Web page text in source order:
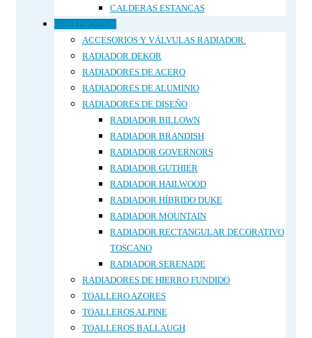
CALDERAS ESTANCAS
CALEFACCIÓN
ACCESORIOS Y VÁLVULAS RADIADOR.
RADIADOR DEKOR
RADIADORES DE ACERO
RADIADORES DE ALUMINIO
RADIADORES DE DISEÑO
RADIADOR BILLOWN
RADIADOR BRANDISH
RADIADOR GOVERNORS
RADIADOR GUTHIER
RADIADOR HAILWOOD
RADIADOR HÍBRIDO DUKE
RADIADOR MOUNTAIN
RADIADOR RECTANGULAR DECORATIVO
TOSCANO
RADIADOR SERENADE
RADIADORES DE HIERRO FUNDIDO
TOALLERO AZORES
TOALLEROS ALPINE
TOALLEROS BALLAUGH